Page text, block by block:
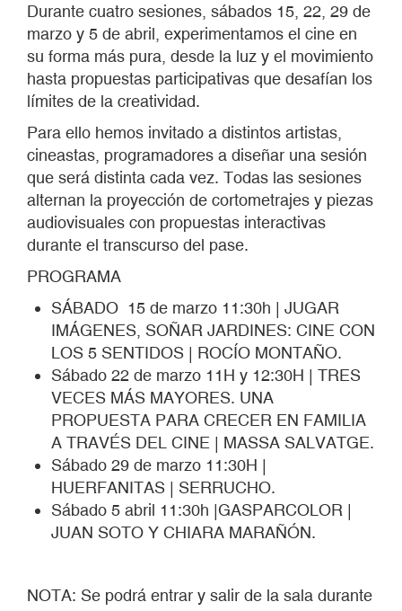
Durante cuatro sesiones, sábados 15, 22, 29 de
marzo y 5 de abril, experimentamos el cine en
su forma más pura, desde la luz y el movimiento
hasta propuestas participativas que desafían los
límites de la creatividad.
Para ello hemos invitado a distintos artistas,
cineastas, programadores a diseñar una sesión
que será distinta cada vez. Todas las sesiones
alternan la proyección de cortometrajes y piezas
audiovisuales con propuestas interactivas
durante el transcurso del pase.
PROGRAMA
SÁBADO 15 de marzo 11:30h | JUGAR
IMÁGENES, SOÑAR JARDINES: CINE CON
LOS 5 SENTIDOS | ROCÍO MONTAÑO.
Sábado 22 de marzo 11H y 12:30H | TRES
VECES MÁS MAYORES. UNA
PROPUESTA PARA CRECER EN FAMILIA
A TRAVÉS DEL CINE | MASSA SALVATGE.
Sábado 29 de marzo 11:30H |
HUERFANITAS | SERRUCHO.
Sábado 5 abril 11:30h |GASPARCOLOR |
JUAN SOTO Y CHIARA MARAÑÓN.
NOTA: Se podrá entrar y salir de la sala durante